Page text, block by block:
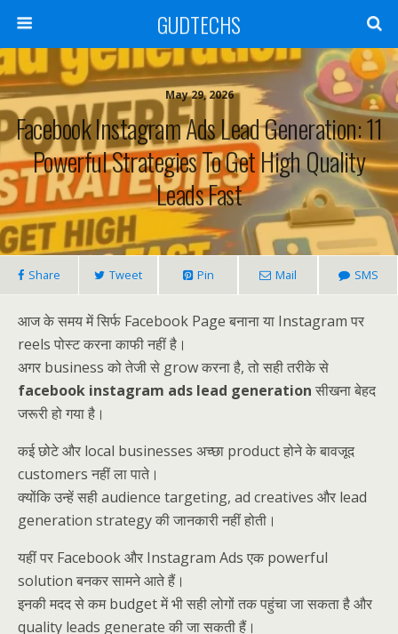
GUDTECHS
May 29, 2026
Facebook Instagram Ads Lead Generation: 11
Powerful Strategies To Get High Quality
Leads Fast
Share Tweet Pin Mail SMS
आज के समय में सिर्फ Facebook Page बनाना या Instagram पर
reels पोस्ट करना काफी नहीं है।
अगर business को तेजी से grow करना है, तो सही तरीके से
facebook instagram ads lead generation सीखना बेहद
जरूरी हो गया है।
कई छोटे और local businesses अच्छा product होने के बावजूद
customers नहीं ला पाते।
क्योंकि उन्हें सही audience targeting, ad creatives और lead
generation strategy की जानकारी नहीं होती।
यहीं पर Facebook और Instagram Ads एक powerful
solution बनकर सामने आते हैं।
इनकी मदद से कम budget में भी सही लोगों तक पहुंचा जा सकता है और
quality leads generate की जा सकती हैं।